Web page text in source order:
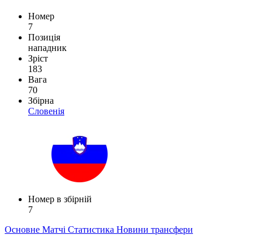
Номер
7
Позиція
нападник
Зріст
183
Вага
70
Збірна
Словенія
Номер в збірній
7
Основне Матчі Статистика Новини трансфери